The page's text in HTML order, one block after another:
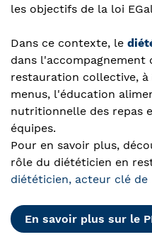
les objectifs de la loi
Dans ce contexte, le
dans l'accompagnement
restauration collective,
menus, l'éducation
nutritionnelle des repas
équipes.
Pour en savoir plus,
rôle du diététicien en
diététicien, acteur clé
En savoir plus sur le